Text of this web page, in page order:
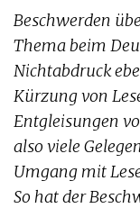
Beschwerden
Thema beim
Nichtabdruck
Kürzung von
Entgleisungen
also viele
Umgang mit
So hat der